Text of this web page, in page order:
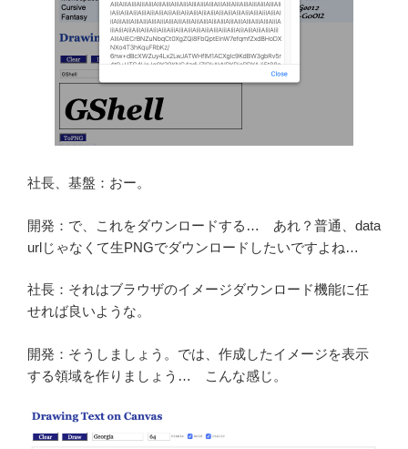
社長、基盤：おー。
開発：で、これをダウンロードする… あれ？普通、data
urlじゃなくて生PNGでダウンロードしたいですよね…
社長：それはブラウザのイメージダウンロード機能に任
せれば良いような。
開発：そうしましょう。では、作成したイメージを表示
する領域を作りましょう… こんな感じ。